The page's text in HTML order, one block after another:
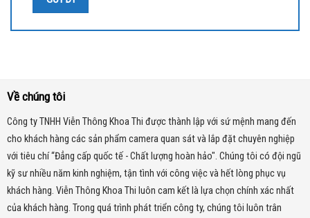
Về chúng tôi
Công ty TNHH Viễn Thông Khoa Thi được thành lập với sứ mệnh mang đến
cho khách hàng các sản phẩm camera quan sát và lắp đặt chuyên nghiệp
với tiêu chí “Đẳng cấp quốc tế - Chất lượng hoàn hảo". Chúng tôi có đội ngũ
kỹ sư nhiều năm kinh nghiệm, tận tình với công việc và hết lòng phục vụ
khách hàng. Viễn Thông Khoa Thi luôn cam kết là lựa chọn chính xác nhất
của khách hàng. Trong quá trình phát triển công ty, chúng tôi luôn trân